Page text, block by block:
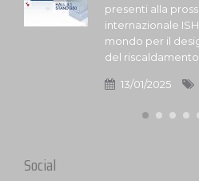
presenti alla
internazionale
mondo per il
del riscaldamento
13/01/2025
Social